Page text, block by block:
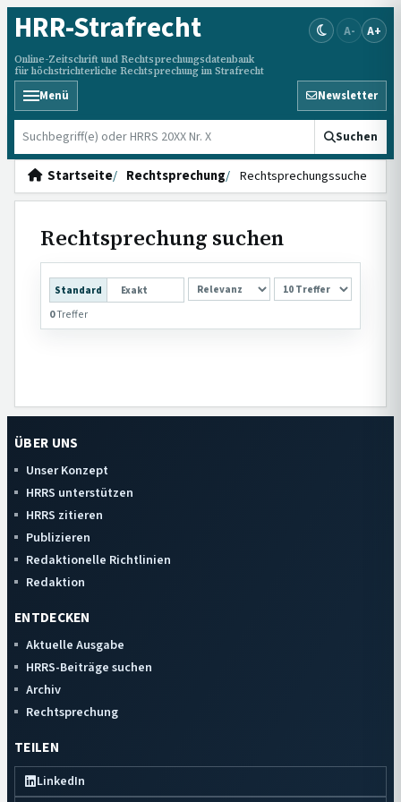
HRR-Strafrecht
Online-Zeitschrift und Rechtsprechungsdatenbank
für höchstrichterliche Rechtsprechung im Strafrecht
A- A+
Menü Newsletter
HRRS durchsuchen Suchen
Startseite Rechtsprechung Rechtsprechungssuche
Rechtsprechung suchen
Standard Exakt
SORTIERUNG
0Treffer
ÜBER UNS
Unser Konzept
HRRS unterstützen
HRRS zitieren
Publizieren
Redaktionelle Richtlinien
Redaktion
ENTDECKEN
Aktuelle Ausgabe
HRRS-Beiträge suchen
Archiv
Rechtsprechung
TEILEN
LinkedIn